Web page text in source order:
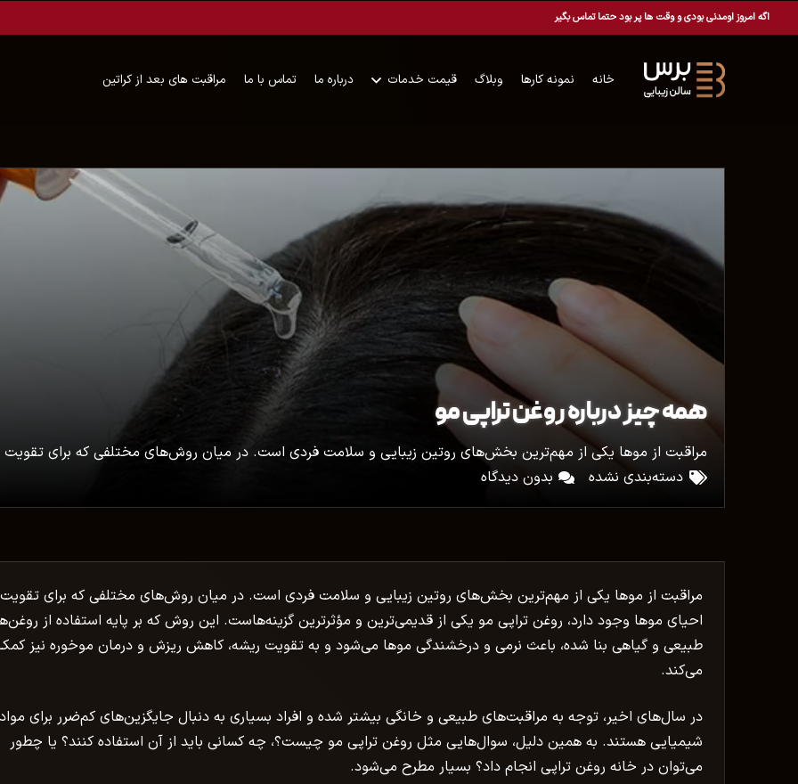
اگه امروز اومدنی بودی و وقت ها پر بود حتما تماس بگیر
خانه نمونه کارها وبلاگ قیمت خدمات درباره ما تماس با ما مراقبت های بعد از کراتین
همه چیز درباره روغن تراپی مو
مراقبت از موها یکی از مهم‌ترین بخش‌های روتین زیبایی و سلامت فردی است. در میان روش‌های مختلفی که برای
دسته‌بندی نشده
بدون دیدگاه
مراقبت از موها یکی از مهم‌ترین بخش‌های روتین زیبایی و سلامت فردی است. در میان روش‌های مختلفی که برای
احیای موها وجود دارد، روغن تراپی مو یکی از قدیمی‌ترین و مؤثرترین گزینه‌هاست. این روش که بر پایه استفاده از
طبیعی و گیاهی بنا شده، باعث نرمی و درخشندگی موها می‌شود و به تقویت ریشه، کاهش ریزش و درمان موخوره نیز
می‌کند.
در سال‌های اخیر، توجه به مراقبت‌های طبیعی و خانگی بیشتر شده و افراد بسیاری به دنبال جایگزین‌های کم‌ضرر برای مواد
شیمیایی هستند. به همین دلیل، سوال‌هایی مثل روغن تراپی مو چیست؟، چه کسانی باید از آن استفاده کنند؟ یا چطور
می‌توان در خانه روغن تراپی انجام داد؟ بسیار مطرح می‌شود.